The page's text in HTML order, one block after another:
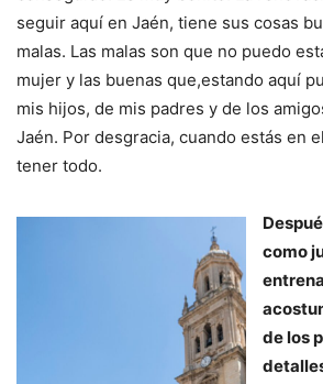
seguir aquí en Jaén, tiene sus cosas
malas. Las malas son que no puedo
mujer y las buenas que,estando aquí
mis hijos, de mis padres y de los
Jaén. Por desgracia, cuando estás en
tener todo.
como
de los